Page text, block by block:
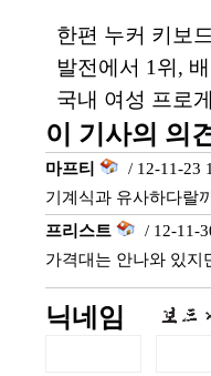
한편 누커 키보
발전에서 1위,
국내 여성 프로
이 기사의 의
마프티 / 12-11-23
기계식과 유사하다랄
프리스트
/ 12-11-
가격대는 안나와 있지
닉네임